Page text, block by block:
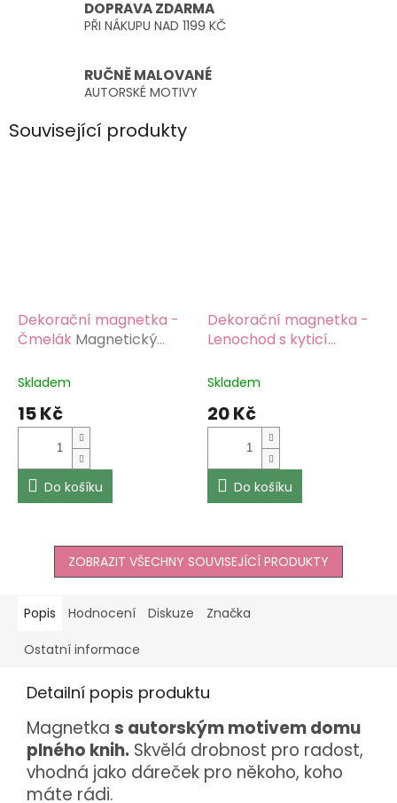
DOPRAVA ZDARMA
PŘI NÁKUPU NAD 1199 KČ
RUČNĚ MALOVANÉ
AUTORSKÉ MOTIVY
Související produkty
Dekorační magnetka -
Čmelák Magnetický
Skladem
15 Kč
Do košíku
Dekorační magnetka -
Lenochod s kyticí
barevný potisk
Skladem
20 Kč
Do košíku
ZOBRAZIT VŠECHNY SOUVISEJÍCÍ PRODUKTY
Popis Hodnocení Diskuze Značka
Ostatní informace
Detailní popis produktu
Magnetka s autorským motivem domu
plného knih. Skvělá drobnost pro radost,
vhodná jako dáreček pro někoho, koho
máte rádi.